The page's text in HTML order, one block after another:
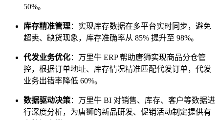
50%。
库存精准管理：实现库存数据在多平台实时同步，避免
超卖、缺货现象，库存准确率从 85% 提升至 98%。
代发业务优化：万里牛 ERP 帮助唐狮实现商品分仓管
控，根据订单地址、库存情况精准匹配代发订单，代发
业务出错率降低 60%。
数据驱动决策：万里牛 BI 对销售、库存、客户等数据进
行深度分析，为唐狮的新品研发、促销活动制定提供有